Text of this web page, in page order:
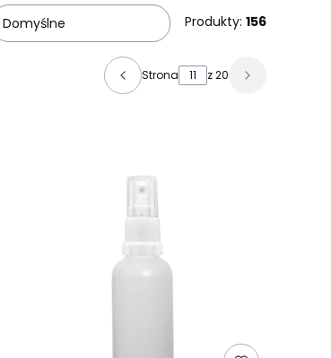
Domyślne Produkty: 156
Strona z 20